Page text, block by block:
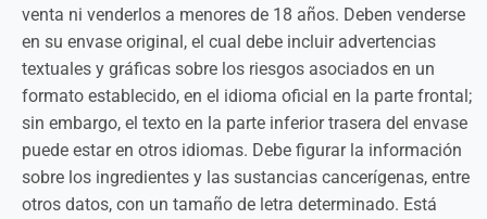
venta ni venderlos a menores de 18 años. Deben venderse
en su envase original, el cual debe incluir advertencias
textuales y gráficas sobre los riesgos asociados en un
formato establecido, en el idioma oficial en la parte frontal;
sin embargo, el texto en la parte inferior trasera del envase
puede estar en otros idiomas. Debe figurar la información
sobre los ingredientes y las sustancias cancerígenas, entre
otros datos, con un tamaño de letra determinado. Está